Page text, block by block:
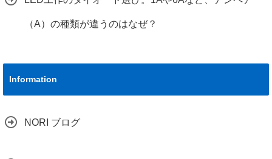
（A）の種類が違うのはなぜ？
Information
NORI ブログ